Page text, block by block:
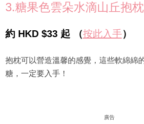
3.糖果色雲朵水滴山丘抱枕
約 HKD $33 起 （按此入手）
抱枕可以營造溫馨的感覺，這些軟綿綿
糖，一定要入手！
廣告